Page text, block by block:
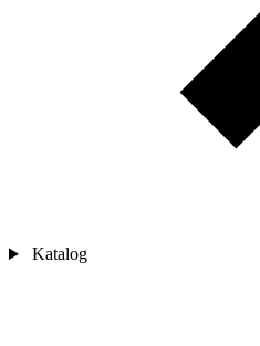
Katalog